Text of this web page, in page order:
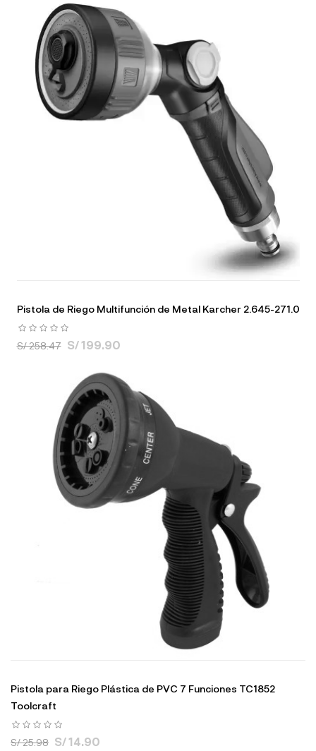
Pistola de Riego Multifunción de Metal Karcher 2.645-271.0
S/ 258.47 S/ 199.90
Pistola para Riego Plástica de PVC 7 Funciones TC1852
Toolcraft
S/ 25.98 S/ 14.90